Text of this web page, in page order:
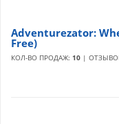
Adventurezator:
Free)
КОЛ-ВО ПРОДАЖ: 10 |